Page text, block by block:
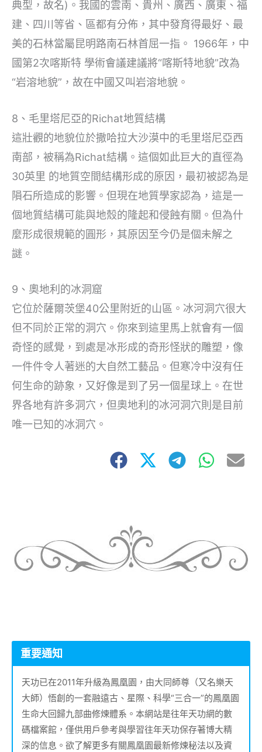
典型，故名)。我國的雲南、貴州、廣西、廣東、福
建、四川等省、區都有分佈，其中發育得最好、最
美的石林當屬昆明路南石林首屈一指。 1966年，中
國第2次喀斯特 學術會議建議將“喀斯特地貌”改為
“岩溶地貌”，故在中國又叫岩溶地貌。
8、毛里塔尼亞的Richat地質結構
這壯觀的地貌位於撒哈拉大沙漠中的毛里塔尼亞西
南部，被稱為Richat結構。這個如此巨大的直徑為
30英里 的地質空間結構形成的原因，最初被認為是
隕石所造成的影響。但現在地質學家認為，這是一
個地質結構可能與地殼的隆起和侵蝕有關。但為什
麼形成很規範的圓形，其原因至今仍是個未解之
謎。
9、奧地利的冰洞窟
它位於薩爾茨堡40公里附近的山區。冰河洞穴很大
但不同於正常的洞穴。你來到這里馬上就會有一個
奇怪的感覺，到處是冰形成的奇形怪狀的雕塑，像
一件件令人著迷的大自然工藝品。但寒冷中沒有任
何生命的跡象，又好像是到了另一個星球上。在世
界各地有許多洞穴，但奧地利的冰河洞穴則是目前
唯一已知的冰洞穴。
重要通知
天功已在2011年升級為鳳凰園，由大同師尊（又名樂天
大師）悟創的一套融遠古、星際、科學“三合一”的鳳凰園
生命大回歸九部曲修煉體系。本網站是往年天功網的數
碼檔案館，僅供用戶參考與學習往年天功保存著博大精
深的信息。欲了解更多有關鳳凰園最新修煉秘法以及資